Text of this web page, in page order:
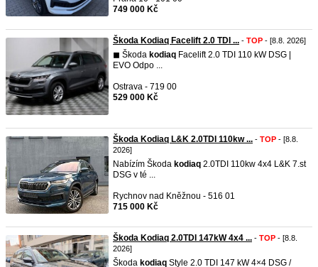
749 000 Kč
Škoda Kodiaq Facelift 2.0 TDI ... - TOP - [8.8. 2026]
◼︎ Škoda kodiaq Facelift 2.0 TDI 110 kW DSG |
EVO Odpo ...
Ostrava - 719 00
529 000 Kč
Škoda Kodiaq L&K 2.0TDI 110kw ... - TOP - [8.8.
2026]
Nabízím Škoda kodiaq 2.0TDI 110kw 4x4 L&K 7.st
DSG v té ...
Rychnov nad Kněžnou - 516 01
715 000 Kč
Škoda Kodiaq 2.0TDI 147kW 4x4 ... - TOP - [8.8.
2026]
Škoda kodiaq Style 2.0 TDI 147 kW 4×4 DSG /